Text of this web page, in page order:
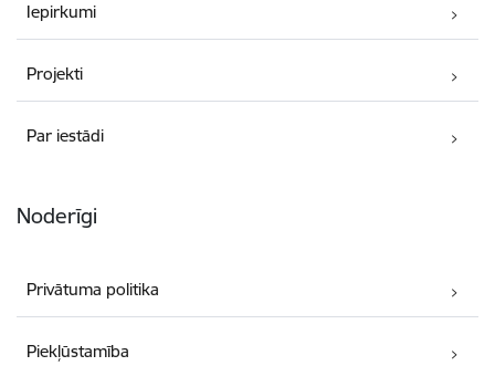
Iepirkumi
Projekti
Par iestādi
Noderīgi
Privātuma politika
Piekļūstamība